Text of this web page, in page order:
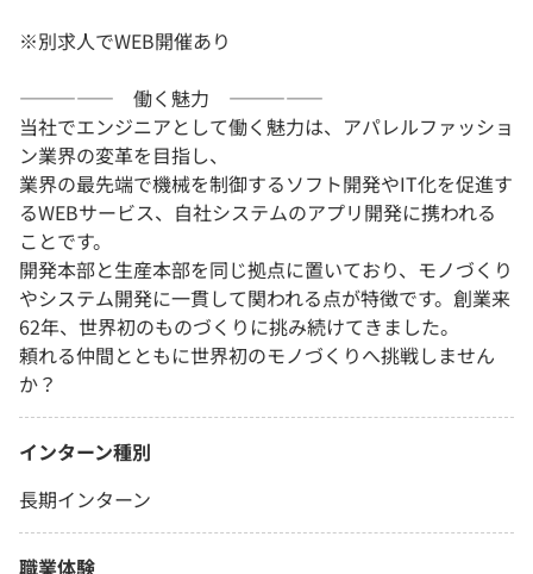
※別求人でWEB開催あり
――――― 働く魅力 ―――――
当社でエンジニアとして働く魅力は、アパレルファッショ
ン業界の変革を目指し、
業界の最先端で機械を制御するソフト開発やIT化を促進す
るWEBサービス、自社システムのアプリ開発に携われる
ことです。
開発本部と生産本部を同じ拠点に置いており、モノづくり
やシステム開発に一貫して関われる点が特徴です。創業来
62年、世界初のものづくりに挑み続けてきました。
頼れる仲間とともに世界初のモノづくりへ挑戦しません
か？
インターン種別
長期インターン
職業体験